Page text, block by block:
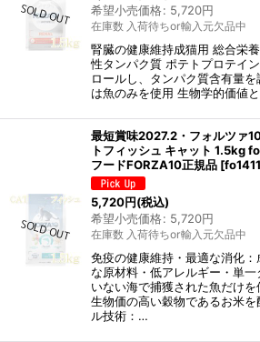
希望小売価格: 5,720円
在庫数 入荷待ちor輸入元欠品中
腎臓の健康維持成猫用 総合栄
性タンパク質 ポテトプロテイ
ロールし、タンパク質含有量
は魚のみを使用 生物学的価値
最短賞味2027.2・フォルツァ
トフィッシュ キャット 1.5kg
フードFORZA10正規品 [
5,720円(税込)
希望小売価格: 5,720円
在庫数 入荷待ちor輸入元欠品中
免疫の健康維持・最適な消化
な原材料・低アレルギー・単
いない海で捕獲された魚だけを
生物価の高い穀物であるお米
ル技術：…